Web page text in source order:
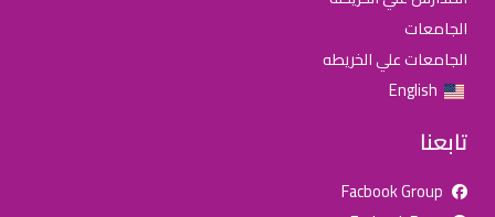
الجامعات
الجامعات علي الخريطه
English
تابعنا
Facbook Group